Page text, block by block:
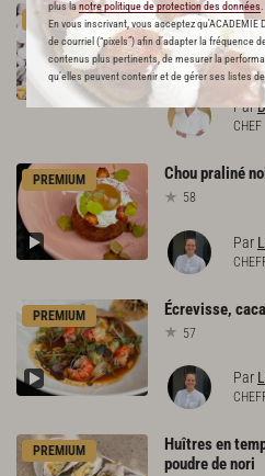
plus lanotre politique de protection des données
En vous inscrivant, vous acceptez qu'ACADEMIE
de courriel (“pixels”) afin d’adapter la fréquence
contenus plus pertinents, de mesurer la
qu’elles peuvent contenir et de gérer ses listes
PREMIUM
passion
149
Par
CHEF
PREMIUM Choupraliné
58
Par
PREMIUM Écrevisse,
57
Par
PREMIUM
Huîtres en
poudre de nori